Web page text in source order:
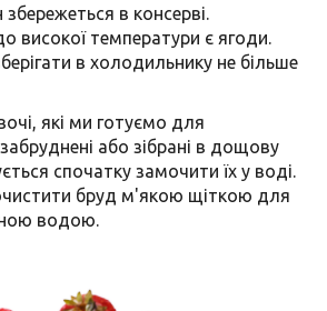
в консерві.
високої температури є ягоди.
в холодильнику не більше
які ми готуємо для
або зібрані в дощову
спочатку замочити їх у воді.
бруд м'якою щіткою для
водою.